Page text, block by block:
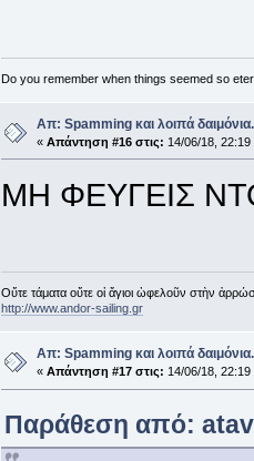
Do you remember when things seemed so
Απ: Spamming και λοιπά
« Απάντηση #16 στις: 14/06/18, 22:19
ΜΗ ΦΕΥΓΕΙΣ
Οὔτε τάματα οὔτε οἱ ἅγιοι ὠφελοῦν στὴν
http://www.andor-sailing.gr
Απ: Spamming και λοιπά
« Απάντηση #17 στις: 14/06/18, 22:19
Παράθεση από: atav